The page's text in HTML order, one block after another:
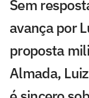
Sem
avança por
proposta
Almada,